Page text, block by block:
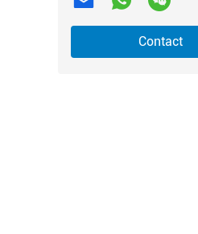
Contact